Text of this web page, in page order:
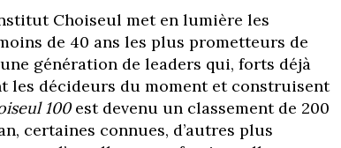
Choiseul met en lumière les
de 40 ans les plus prometteurs de
génération de leaders qui, forts déjà
les décideurs du moment et construisent
100est devenu un classement de 200
certaines connues, d’autres plus